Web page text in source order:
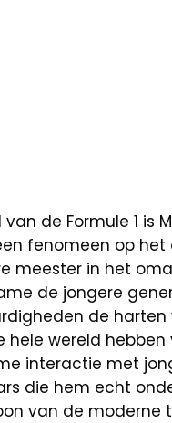
de Formule 1 is
fenomeen op
meester in het
de jongere
de harten
hele wereld hebben
interactie met
die hem echt
van de moderne